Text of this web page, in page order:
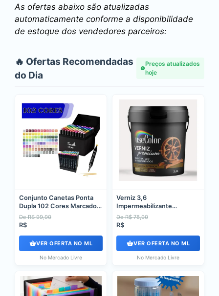
As ofertas abaixo são atualizadas
automaticamente conforme a disponibilidade
de estoque dos vendedores parceiros:
🔥 Ofertas Recomendadas
do Dia
Preços atualizados
hoje
Conjunto Canetas Ponta
Dupla 102 Cores Marcador
Permanente Colorido
De R$ 99,90
R$
VER OFERTA NO ML
No Mercado Livre
Verniz 3,6
Impermeabilizante
Brilhante Base Água
Madeira Incolor Brilhante
De R$ 78,90
R$
VER OFERTA NO ML
No Mercado Livre